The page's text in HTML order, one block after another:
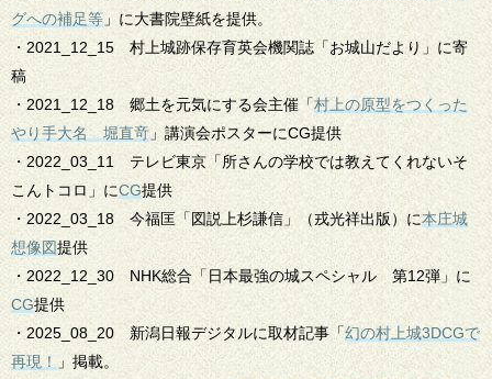
グへの補足等 」に大書院壁紙を提供。
・2021_12_15 村上城跡保存育英会機関誌「お城山だより」に寄
稿
・2021_12_18 郷土を元気にする会主催「村上の原型をつくった
やり手大名 堀直竒 」講演会ポスターにCG提供
・2022_03_11 テレビ東京「所さんの学校では教えてくれないそ
こんトコロ」にCG提供
・2022_03_18 今福匡「図説上杉謙信」（戎光祥出版）に本庄城
想像図提供
・2022_12_30 NHK総合「日本最強の城スペシャル 第12弾」に
CG提供
・2025_08_20 新潟日報デジタルに取材記事「幻の村上城3DCGで
再現！
」掲載。